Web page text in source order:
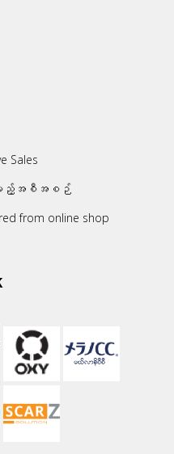
Sales
ပေးမည့်အစီအစဉ်
from online shop